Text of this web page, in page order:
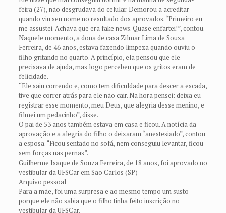
feira (27), não desgrudava do celular. Demorou a acreditar
quando viu seu nome no resultado dos aprovados. “Primeiro eu
me assustei. Achava que era fake news. Quase enfartei!”, contou.
Naquele momento, a dona de casa Zilmar Lima de Souza
Ferreira, de 46 anos, estava fazendo limpeza quando ouviu o
filho gritando no quarto. A princípio, ela pensou que ele
precisava de ajuda, mas logo percebeu que os gritos eram de
felicidade.
“Ele saiu correndo e, como tem dificuldade para descer a escada,
tive que correr atrás para ele não cair. Na hora pensei: deixa eu
registrar esse momento, meu Deus, que alegria desse menino, e
filmei um pedacinho”, disse.
O pai de 53 anos também estava em casa e ficou. A notícia da
aprovação e a alegria do filho o deixaram “anestesiado”, contou
a esposa. “Ficou sentado no sofá, nem conseguiu levantar, ficou
sem forças nas pernas”.
Guilherme Isaque de Souza Ferreira, de 18 anos, foi aprovado no
vestibular da UFSCar em São Carlos (SP)
Arquivo pessoal
Para a mãe, foi uma surpresa e ao mesmo tempo um susto
porque ele não sabia que o filho tinha feito inscrição no
vestibular da UFSCar.